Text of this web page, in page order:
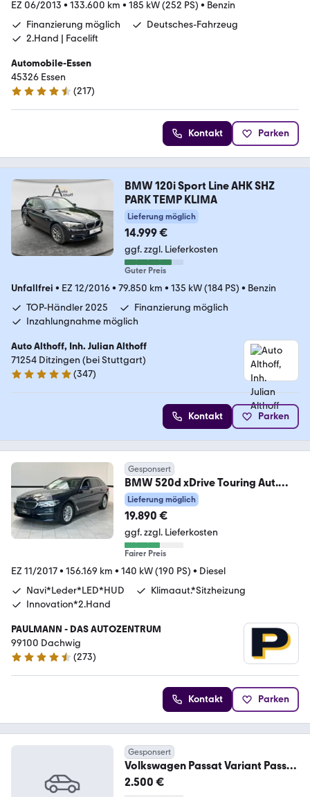
EZ 06/2013 • 133.600 km • 185 kW (252 PS) • Benzin
Finanzierung möglich
Deutsches-Fahrzeug
2.Hand | Facelift
Automobile-Essen
45326 Essen
4.7 Sterne
(217)
Kontakt Parken
BMW 120i Sport Line AHK SHZ
PARK TEMP KLIMA
Lieferung möglich
14.999 €
ggf. zzgl. Lieferkosten
Guter Preis
Unfallfrei • EZ 12/2016• 79.850 km • 135 kW (184 PS) • Benzin
TOP-Händler 2025
Finanzierung möglich
Inzahlungnahme möglich
Auto Althoff, Inh. Julian Althoff
71254 Ditzingen (bei Stuttgart)
4.8 Sterne
(347)
Kontakt Parken
Gesponsert
BMW 520d xDrive Touring Aut.
Navi*LED*Leder*HUD*
Lieferung möglich
19.890 €
ggf. zzgl. Lieferkosten
Fairer Preis
EZ 11/2017• 156.169 km • 140 kW (190 PS) • Diesel
Navi*Leder*LED*HUD
Klimaaut.*Sitzheizung
Innovation*2.Hand
PAULMANN - DAS AUTOZENTRUM
99100 Dachwig
4.5 Sterne
(273)
Kontakt Parken
Gesponsert
Volkswagen Passat Variant Passat
2.0 TDI Comfortline DPF/
2.500 €